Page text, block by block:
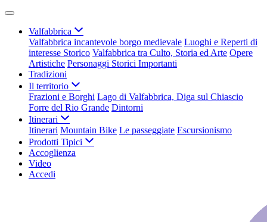
Valfabbrica
Valfabbrica incantevole borgo medievale Luoghi e Reperti di
interesse Storico Valfabbrica tra Culto, Storia ed Arte Opere
Artistiche Personaggi Storici Importanti
Tradizioni
Il territorio
Frazioni e Borghi Lago di Valfabbrica, Diga sul Chiascio
Forre del Rio Grande Dintorni
Itinerari
Itinerari Mountain Bike Le passeggiate Escursionismo
Prodotti Tipici
Accoglienza
Video
Accedi